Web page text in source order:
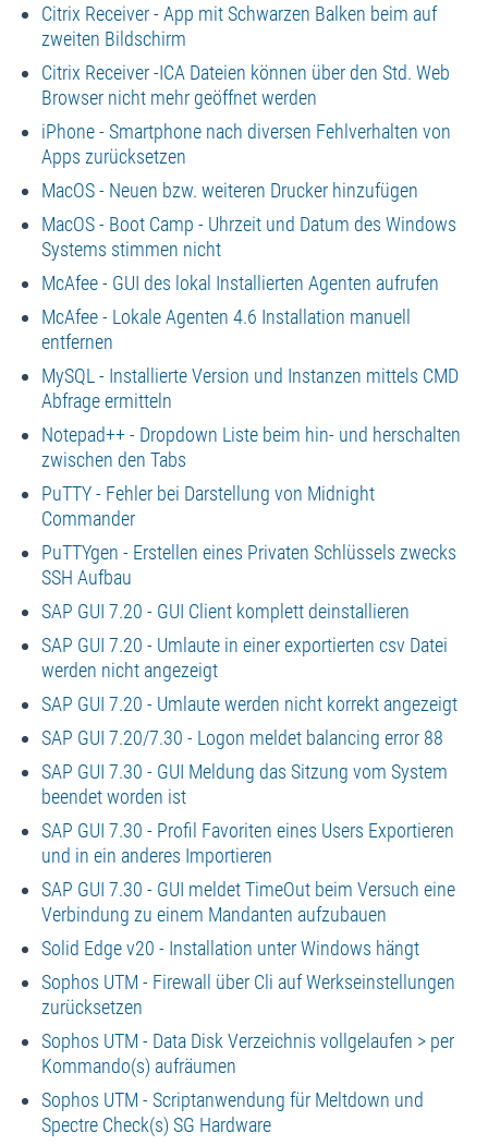
Citrix Receiver - App mit Schwarzen Balken beim auf
zweiten Bildschirm
Citrix Receiver -ICA Dateien können über den Std. Web
Browser nicht mehr geöffnet werden
iPhone - Smartphone nach diversen Fehlverhalten von
Apps zurücksetzen
MacOS - Neuen bzw. weiteren Drucker hinzufügen
MacOS - Boot Camp - Uhrzeit und Datum des Windows
Systems stimmen nicht
McAfee - GUI des lokal Installierten Agenten aufrufen
McAfee - Lokale Agenten 4.6 Installation manuell
entfernen
MySQL - Installierte Version und Instanzen mittels CMD
Abfrage ermitteln
Notepad++ - Dropdown Liste beim hin- und herschalten
zwischen den Tabs
PuTTY - Fehler bei Darstellung von Midnight
Commander
PuTTYgen - Erstellen eines Privaten Schlüssels zwecks
SSH Aufbau
SAP GUI 7.20 - GUI Client komplett deinstallieren
SAP GUI 7.20 - Umlaute in einer exportierten csv Datei
werden nicht angezeigt
SAP GUI 7.20 - Umlaute werden nicht korrekt angezeigt
SAP GUI 7.20/7.30 - Logon meldet balancing error 88
SAP GUI 7.30 - GUI Meldung das Sitzung vom System
beendet worden ist
SAP GUI 7.30 - Profil Favoriten eines Users Exportieren
und in ein anderes Importieren
SAP GUI 7.30 - GUI meldet TimeOut beim Versuch eine
Verbindung zu einem Mandanten aufzubauen
Solid Edge v20 - Installation unter Windows hängt
Sophos UTM - Firewall über Cli auf Werkseinstellungen
zurücksetzen
Sophos UTM - Data Disk Verzeichnis vollgelaufen > per
Kommando(s) aufräumen
Sophos UTM - Scriptanwendung für Meltdown und
Spectre Check(s) SG Hardware